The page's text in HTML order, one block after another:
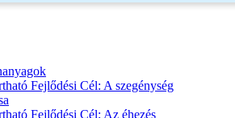
Fejlődési Cél: A szegénység
Fejlődési Cél: Az éhezés